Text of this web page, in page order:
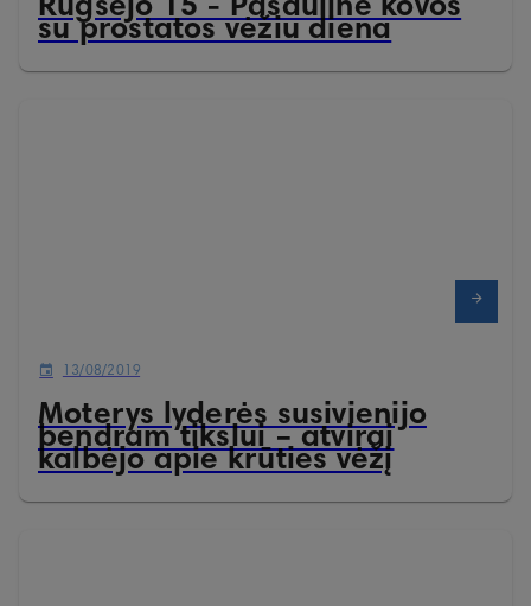
Rugsėjo 15 - Pasaulinė kovos
su prostatos vėžiu diena
13/08/2019
Moterys lyderės susivienijo
bendram tikslui – atvirai
kalbėjo apie krūties vėžį